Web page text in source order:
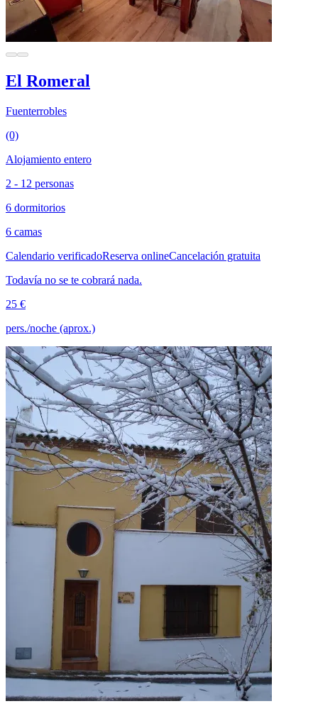
El Romeral
Fuenterrobles
(0)
Alojamiento entero
2 - 12 personas
6 dormitorios
6 camas
Calendario verificadoReserva onlineCancelación gratuita
Todavía no se te cobrará nada.
25 €
pers./noche (aprox.)